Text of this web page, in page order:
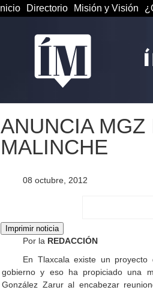
Inicio Directorio Misión y Visión
ANUNCIA MGZ
MALINCHE
08 octubre, 2012
Por la REDACCIÓN
En Tlaxcala existe un
gobierno y eso ha propiciado una
González Zarur al encabezar